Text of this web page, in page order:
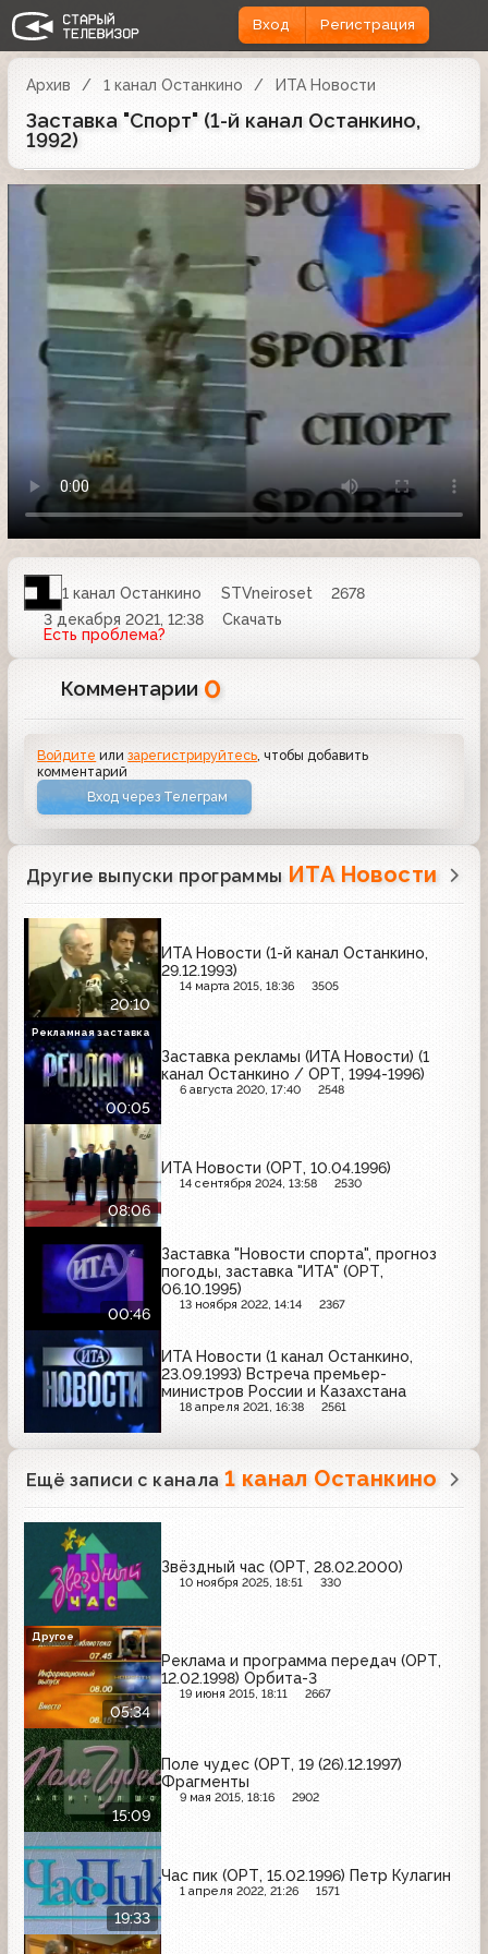
Вход Регистрация
Архив 1 канал Останкино ИТА Новости
Заставка "Спорт" (1-й канал Останкино,
1992)
1 канал Останкино STVneiroset
2678
3 декабря 2021, 12:38
Скачать
Есть проблема?
Комментарии 0
Войдите илизарегистрируйтесь, чтобы добавить
комментарий
Вход через Телеграм
Другие выпуски программы ИТА Новости
20:10
ИТА Новости (1-й канал Останкино,
29.12.1993)
14 марта 2015, 18:36 3505
00:05
Заставка рекламы (ИТА Новости) (1
канал Останкино / ОРТ, 1994-1996)
6 августа 2020, 17:40 2548
Рекламная заставка
08:06
ИТА Новости (ОРТ, 10.04.1996)
14 сентября 2024, 13:58 2530
00:46
Заставка "Новости спорта", прогноз
погоды, заставка "ИТА" (ОРТ,
06.10.1995)
13 ноября 2022, 14:14 2367
ИТА Новости (1 канал Останкино,
23.09.1993) Встреча премьер-
министров России и Казахстана
18 апреля 2021, 16:38 2561
Ещё записи с канала 1 канал Останкино
Звёздный час (ОРТ, 28.02.2000)
10 ноября 2025, 18:51 330
05:34
Реклама и программа передач (ОРТ,
12.02.1998) Орбита-3
19 июня 2015, 18:11 2667
Другое
15:09
Поле чудес (ОРТ, 19 (26).12.1997)
Фрагменты
9 мая 2015, 18:16 2902
19:33
Час пик (ОРТ, 15.02.1996) Петр Кулагин
1 апреля 2022, 21:26 1571